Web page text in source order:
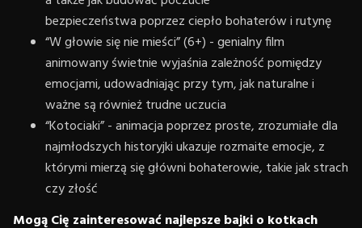
bezpieczeństwa poprzez ciepło bohaterów i rutynę
“W głowie się nie mieści” (6+) - genialny film
animowany świetnie wyjaśnia zależność pomiędzy
emocjami, udowadniając przy tym, jak naturalne i
ważne są również trudne uczucia
“Kotociaki” - animacja poprzez proste, zrozumiałe dla
najmłodszych historyjki ukazuje rozmaite emocje, z
którymi mierzą się główni bohaterowie, takie jak strach
czy złość
Mogą Cię zainteresować najlepsze bajki o kotkach